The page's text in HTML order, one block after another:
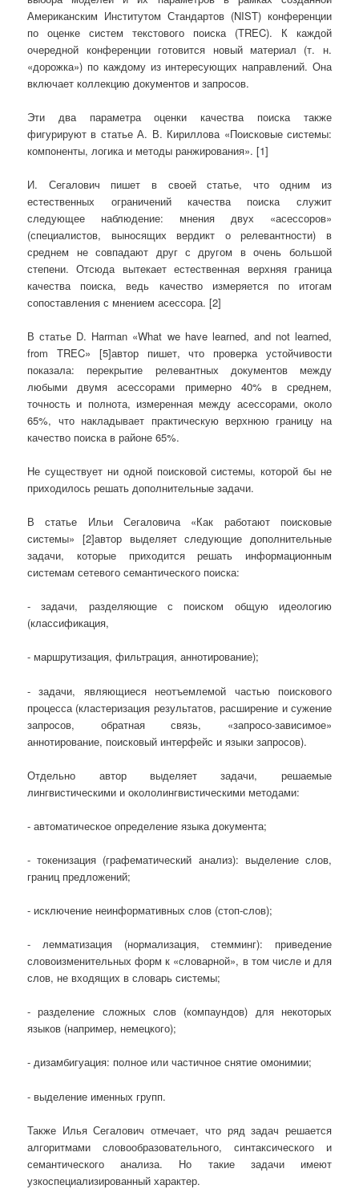
Американским Институтом Стандартов (NIST) конференции
по оценке систем текстового поиска (TREC). К каждой
очередной конференции готовится новый материал (т. н.
«дорожка») по каждому из интересующих направлений. Она
включает коллекцию документов и запросов.
Эти два параметра оценки качества поиска также
фигурируют в статье А. В. Кириллова «Поисковые системы:
компоненты, логика и методы ранжирования». [1]
И. Сегалович пишет в своей статье, что одним из
естественных ограничений качества поиска служит
следующее наблюдение: мнения двух «асессоров»
(специалистов, выносящих вердикт о релевантности) в
среднем не совпадают друг с другом в очень большой
степени. Отсюда вытекает естественная верхняя граница
качества поиска, ведь качество измеряется по итогам
сопоставления с мнением асессора. [2]
В статье D. Harman «What we have learned, and not learned,
from TREC» [5]автор пишет, что проверка устойчивости
показала: перекрытие релевантных документов между
любыми двумя асессорами примерно 40% в среднем,
точность и полнота, измеренная между асессорами, около
65%, что накладывает практическую верхнюю границу на
качество поиска в районе 65%.
Не существует ни одной поисковой системы, которой бы не
приходилось решать дополнительные задачи.
В статье Ильи Сегаловича «Как работают поисковые
системы» [2]автор выделяет следующие дополнительные
задачи, которые приходится решать информационным
системам сетевого семантического поиска:
- задачи, разделяющие с поиском общую идеологию
(классификация,
- маршрутизация, фильтрация, аннотирование);
- задачи, являющиеся неотъемлемой частью поискового
процесса (кластеризация результатов, расширение и сужение
запросов, обратная связь, «запросо-зависимое»
аннотирование, поисковый интерфейс и языки запросов).
Отдельно автор выделяет задачи, решаемые
лингвистическими и окололингвистическими методами:
- автоматическое определение языка документа;
- токенизация (графематический анализ): выделение слов,
границ предложений;
- исключение неинформативных слов (стоп-слов);
- лемматизация (нормализация, стемминг): приведение
словоизменительных форм к «словарной», в том числе и для
слов, не входящих в словарь системы;
- разделение сложных слов (компаундов) для некоторых
языков (например, немецкого);
- дизамбигуация: полное или частичное снятие омонимии;
- выделение именных групп.
Также Илья Сегалович отмечает, что ряд задач решается
алгоритмами словообразовательного, синтаксического и
семантического анализа. Но такие задачи имеют
узкоспециализированный характер.